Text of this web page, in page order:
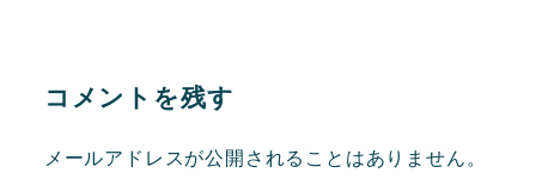
コメントを残す
メールアドレスが公開されることはありません。